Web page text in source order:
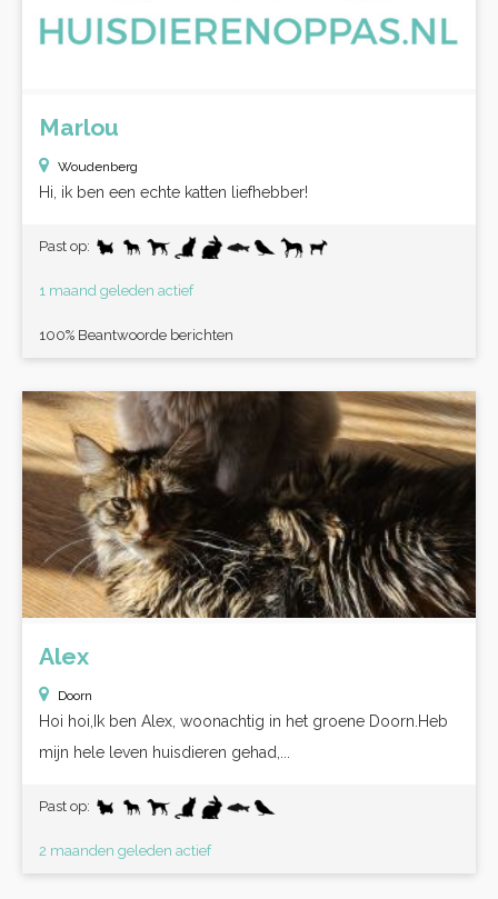
Marlou
Woudenberg
Hi, ik ben een echte katten liefhebber!
Past op:
1 maand geleden actief
100% Beantwoorde berichten
Alex
Doorn
Hoi hoi,Ik ben Alex, woonachtig in het groene Doorn.Heb
mijn hele leven huisdieren gehad,...
Past op:
2 maanden geleden actief